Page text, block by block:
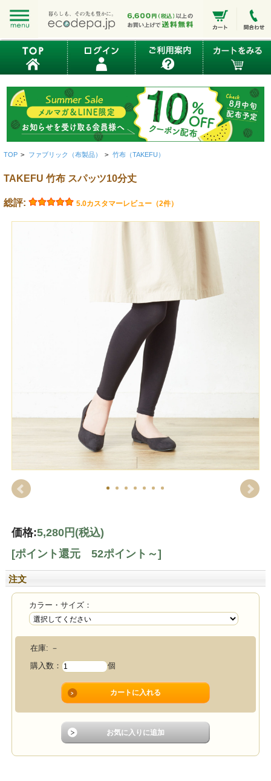
TOP > ファブリック（布製品） > 竹布（TAKEFU）
TAKEFU 竹布 スパッツ10分丈
総評: 5.0カスタマーレビュー（2件）
価格:5,280円 (税込)
[ポイント還元 52ポイント～]
注文
カラー・サイズ：
在庫: －
購入数：
個